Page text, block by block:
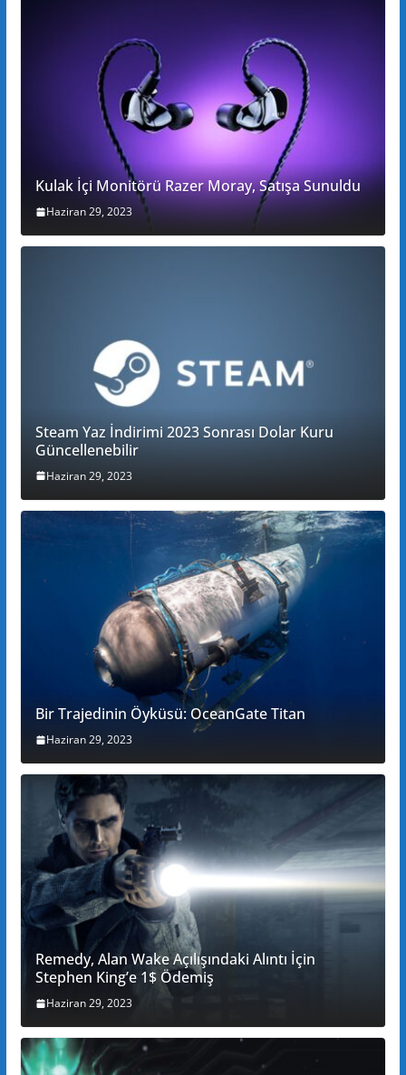
Kulak İçi Monitörü Razer Moray, Satışa Sunuldu
Haziran 29, 2023
Steam Yaz İndirimi 2023 Sonrası Dolar Kuru
Güncellenebilir
Haziran 29, 2023
Bir Trajedinin Öyküsü: OceanGate Titan
Haziran 29, 2023
Remedy, Alan Wake Açılışındaki Alıntı İçin
Stephen King’e 1$ Ödemiş
Haziran 29, 2023